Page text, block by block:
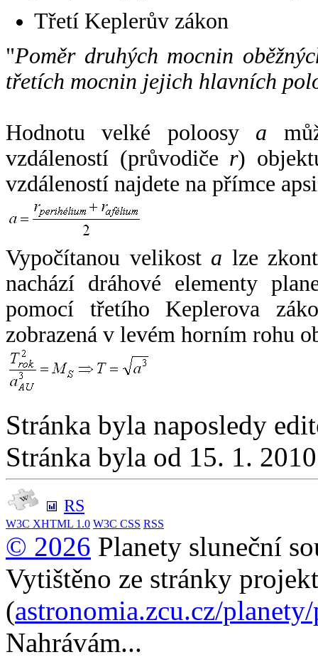
Třetí Keplerův zákon
"Poměr druhých mocnin
třetích mocnin jejich hlavních
Hodnotu velké poloosy a
vzdáleností (průvodiče r)
vzdáleností najdete na přímce
Vypočítanou velikost a lze
nachází dráhové elementy
pomocí třetího Keplerova
zobrazená v levém horním rohu
Stránka byla naposledy
Stránka byla od 15. 1.
RS
W3C XHTML 1.0 W3C CSS RSS
© 2026 Planety sluneční
Vytištěno ze stránky
(astronomia.zcu.cz/
Nahrávám...